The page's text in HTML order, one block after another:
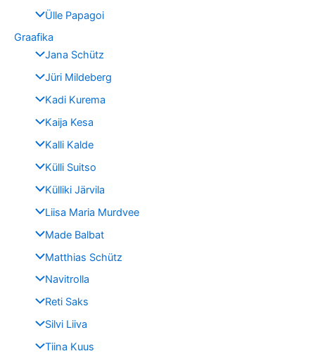
Ülle Papagoi
Graafika
Jana Schütz
Jüri Mildeberg
Kadi Kurema
Kaija Kesa
Kalli Kalde
Külli Suitso
Külliki Järvila
Liisa Maria Murdvee
Made Balbat
Matthias Schütz
Navitrolla
Reti Saks
Silvi Liiva
Tiina Kuus